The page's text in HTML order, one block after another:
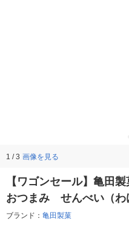
1 / 3 画像を見る
【ワゴンセール】亀田
おつまみ せんべい（わ
ブランド： 亀田製菓